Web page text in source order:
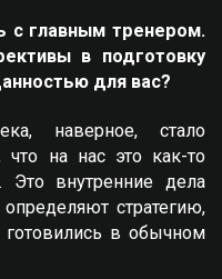
с главным тренером.
в подготовку
для вас?
наверное, стало
что на нас это как-то
Это внутренние дела
стратегию,
в обычном